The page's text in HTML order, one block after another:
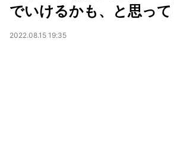
でいけるかも、と思って
2022.08.15 19:35